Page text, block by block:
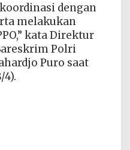
dengan
melakukan
kata Direktur
Polri
Puro saat